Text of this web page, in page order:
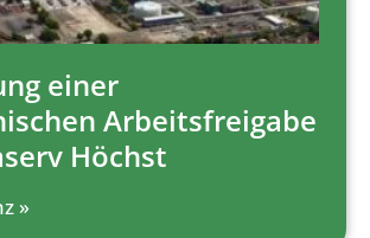
einer
Arbeitsfreigabe
Höchst
»